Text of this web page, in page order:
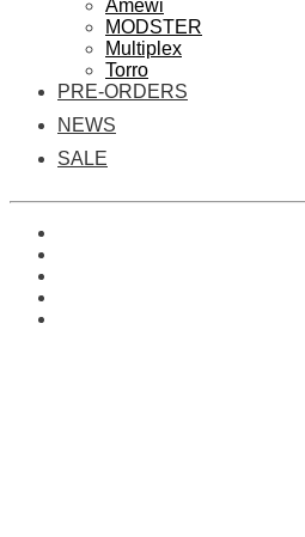
Amewi
MODSTER
Multiplex
Torro
PRE-ORDERS
NEWS
SALE